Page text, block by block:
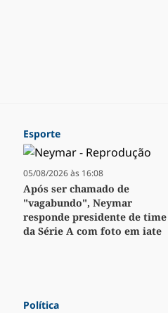
Esporte
05/08/2026 às 16:08
Após ser chamado de
"vagabundo", Neymar
responde presidente de time
da Série A com foto em iate
Política